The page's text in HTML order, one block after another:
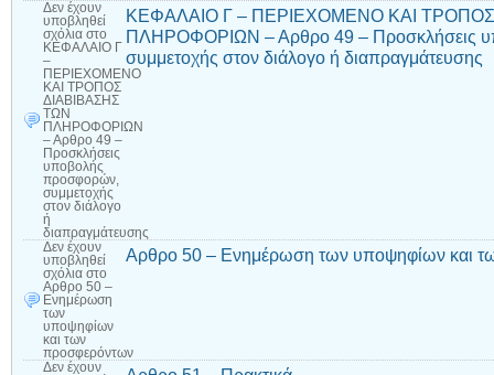
Δεν έχουν
υποβληθεί
σχόλια στο
ΚΕΦΑΛΑΙΟ Γ
–
ΠΕΡΙΕΧΟΜΕΝΟ
ΚΑΙ ΤΡΟΠΟΣ
ΔΙΑΒΙΒΑΣΗΣ
ΤΩΝ
ΠΛΗΡΟΦΟΡΙΩΝ
– Αρθρο 49 –
Προσκλήσεις
υποβολής
προσφορών,
συμμετοχής
στον διάλογο
ή
διαπραγμάτευσης
ΚΕΦΑΛΑΙΟ Γ – ΠΕΡΙΕΧΟΜΕΝΟ ΚΑΙ
ΠΛΗΡΟΦΟΡΙΩΝ – Αρθρο 49 – Προσκλήσεις
συμμετοχής στον διάλογο ή διαπραγμάτευσης
Δεν έχουν
υποβληθεί
σχόλια στο
Αρθρο 50 –
Ενημέρωση
των
υποψηφίων
και των
προσφερόντων
Αρθρο 50 – Ενημέρωση των υποψηφίων και
Δεν έχουν